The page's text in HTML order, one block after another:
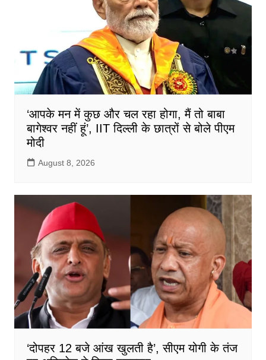
‘आपके मन में कुछ और चल रहा होगा, मैं तो बाबा
बागेश्वर नहीं हूं’, IIT दिल्ली के छात्रों से बोले पीएम
मोदी
August 8, 2026
‘दोपहर 12 बजे आंख खुलती है’, सीएम योगी के तंज